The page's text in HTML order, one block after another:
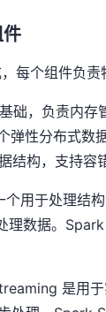
每个组件负责
础，负责内存
弹性分布式
构，支持容
个用于处理结
理数据。
是用于